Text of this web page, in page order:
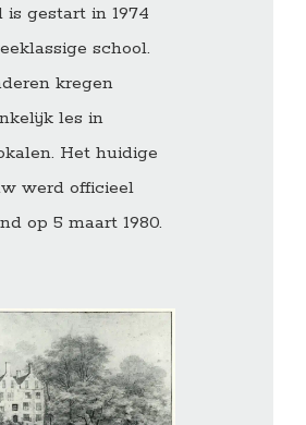
is gestart in 1974
school.
kregen
les in
Het huidige
werd officieel
op 5 maart 1980.